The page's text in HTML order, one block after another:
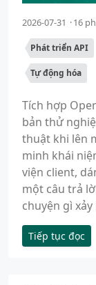
2026-07-31 16
Phát triển API
Tự động hóa
Tích hợp
bản thử
thuật khi lên
minh khái
viện client,
một câu trả
chuyện gì
Tiếp tục đọc